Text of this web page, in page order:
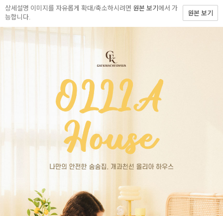
상세설명 이미지를 자유롭게 확대/축소하시려면 원본 보기 에서 가
능합니다.
원본 보기